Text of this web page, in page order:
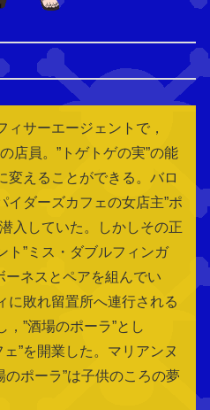
ィサーエージェントで，
店員。”トゲトゲの実”の能
変えることができる。バロ
イダーズカフェの女店主”ポ
入していた。しかしその正
ト”ミス・ダブルフィンガ
ーネスとペアを組んでい
に敗れ留置所へ連行される
”酒場のポーラ”とし
”を開業した。マリアンヌ
のポーラ”は子供のころの夢